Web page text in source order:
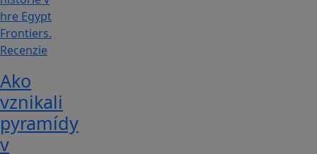
Recenzie
Ako
vznikali
pyramídy
v